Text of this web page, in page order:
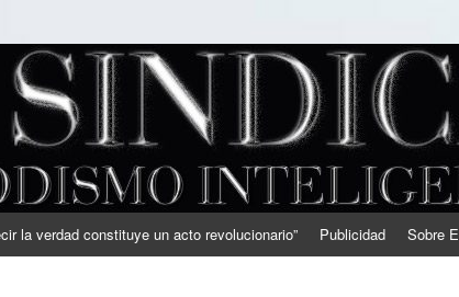
la verdad constituye un acto revolucionario” Publicidad Sobre